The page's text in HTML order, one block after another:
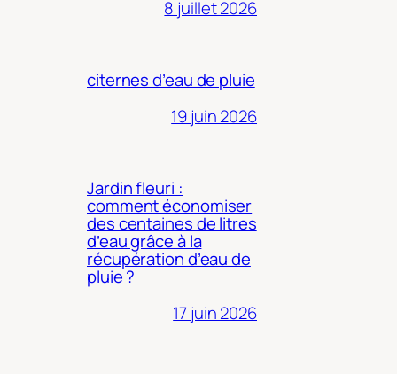
8 juillet 2026
citernes d’eau de pluie
19 juin 2026
Jardin fleuri :
comment économiser
des centaines de litres
d’eau grâce à la
récupération d’eau de
pluie ?
17 juin 2026